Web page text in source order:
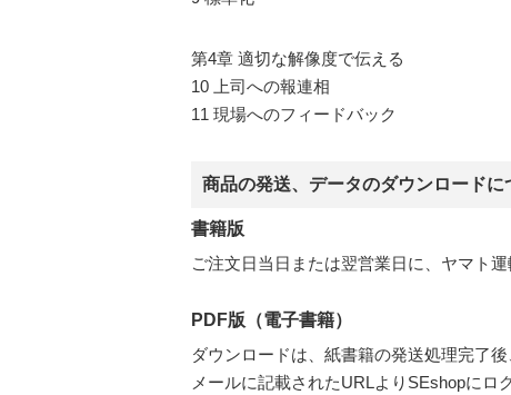
第4章 適切な解像度で伝える
10 上司への報連相
11 現場へのフィードバック
商品の発送、データのダウンロードに
書籍版
ご注文日当日または翌営業日に、ヤマト
PDF版（電子書籍）
ダウンロードは、紙書籍の発送処理完了
メールに記載されたURLよりSEshopにロ